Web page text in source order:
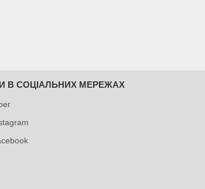
В СОЦІАЛЬНИХ МЕРЕЖАХ